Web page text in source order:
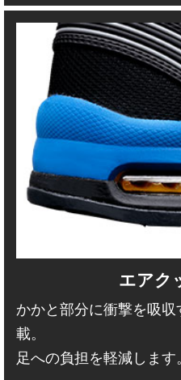
エアク
かかと部分に衝撃を吸
載。
足への負担を軽減します